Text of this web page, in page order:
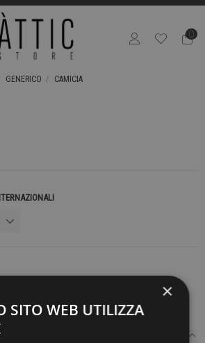
0
GENERICO CAMICIA
CONTATTACI PER SAPERE DI PIÙ ×
SITO WEB UTILIZZA